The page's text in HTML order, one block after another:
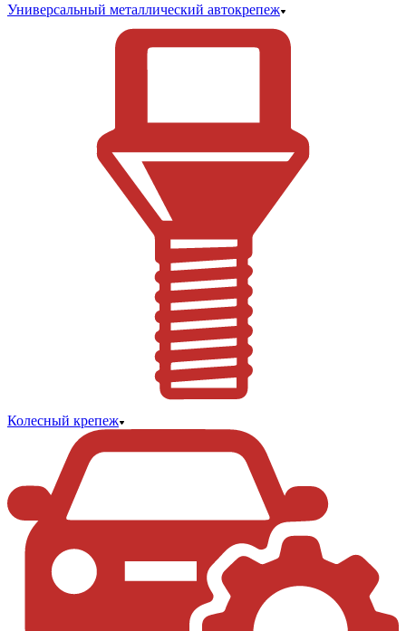
Универсальный металлический автокрепеж
Колесный крепеж